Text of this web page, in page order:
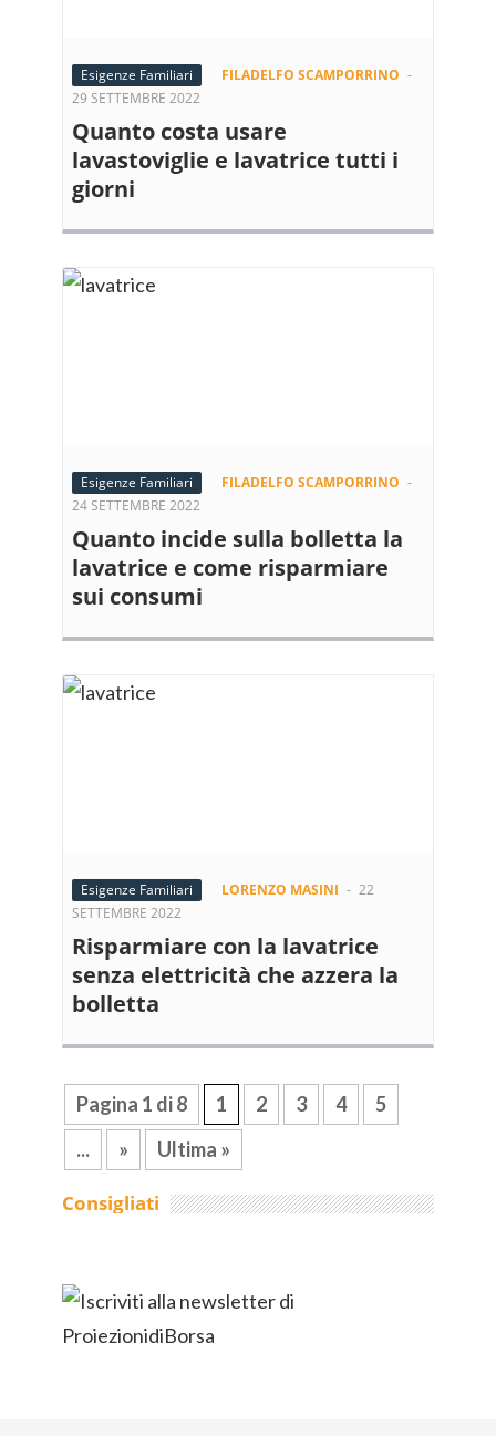
Esigenze Familiari FILADELFO SCAMPORRINO -
29 SETTEMBRE 2022
Quanto costa usare
lavastoviglie e lavatrice tutti i
giorni
Esigenze Familiari FILADELFO SCAMPORRINO -
24 SETTEMBRE 2022
Quanto incide sulla bolletta la
lavatrice e come risparmiare
sui consumi
Esigenze Familiari LORENZO MASINI - 22
SETTEMBRE 2022
Risparmiare con la lavatrice
senza elettricità che azzera la
bolletta
Pagina 1 di 8 1 2 3 4
5
...
» Ultima »
Consigliati